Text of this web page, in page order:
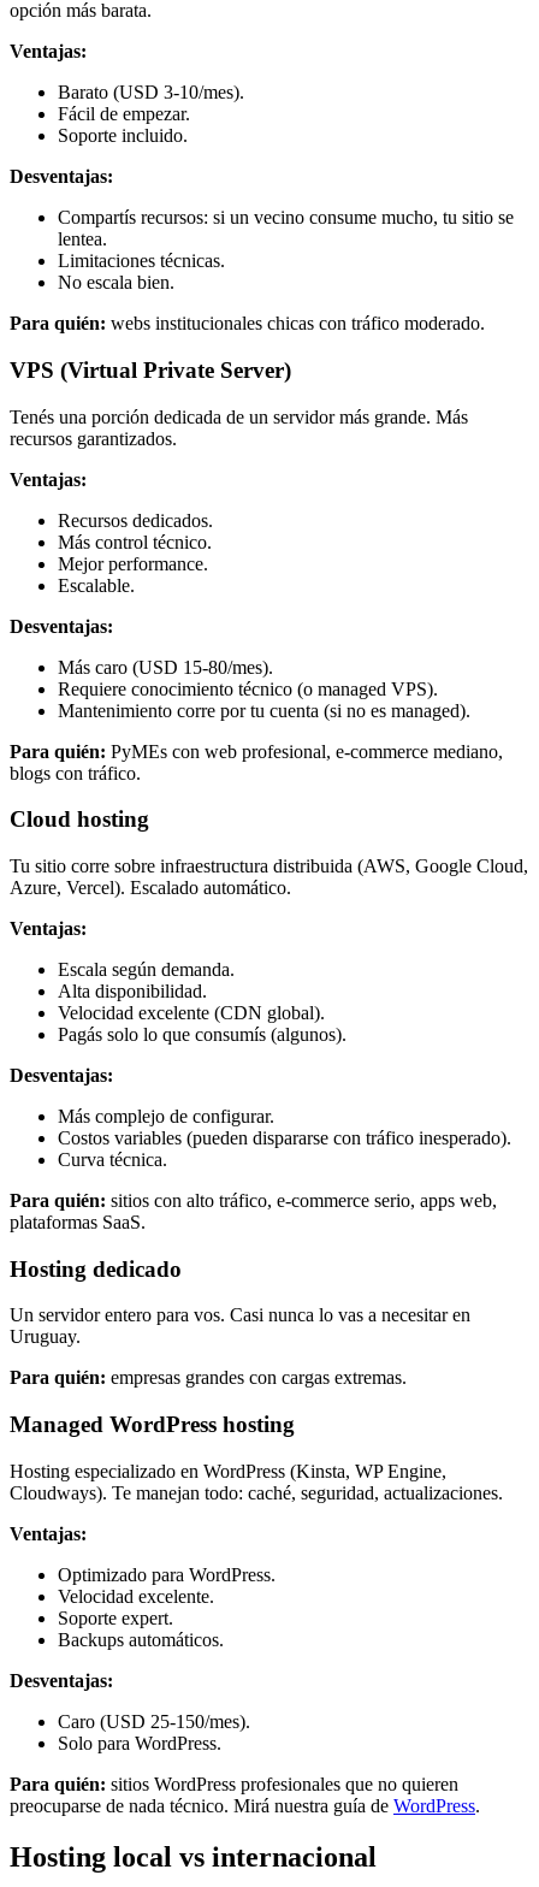
opción más barata.
Ventajas:
Barato (USD 3-10/mes).
Fácil de empezar.
Soporte incluido.
Desventajas:
Compartís recursos: si un vecino consume mucho, tu sitio se
lentea.
Limitaciones técnicas.
No escala bien.
Para quién: webs institucionales chicas con tráfico moderado.
VPS (Virtual Private Server)
Tenés una porción dedicada de un servidor más grande. Más
recursos garantizados.
Ventajas:
Recursos dedicados.
Más control técnico.
Mejor performance.
Escalable.
Desventajas:
Más caro (USD 15-80/mes).
Requiere conocimiento técnico (o managed VPS).
Mantenimiento corre por tu cuenta (si no es managed).
Para quién: PyMEs con web profesional, e-commerce mediano,
blogs con tráfico.
Cloud hosting
Tu sitio corre sobre infraestructura distribuida (AWS, Google Cloud,
Azure, Vercel). Escalado automático.
Ventajas:
Escala según demanda.
Alta disponibilidad.
Velocidad excelente (CDN global).
Pagás solo lo que consumís (algunos).
Desventajas:
Más complejo de configurar.
Costos variables (pueden dispararse con tráfico inesperado).
Curva técnica.
Para quién: sitios con alto tráfico, e-commerce serio, apps web,
plataformas SaaS.
Hosting dedicado
Un servidor entero para vos. Casi nunca lo vas a necesitar en
Uruguay.
Para quién: empresas grandes con cargas extremas.
Managed WordPress hosting
Hosting especializado en WordPress (Kinsta, WP Engine,
Cloudways). Te manejan todo: caché, seguridad, actualizaciones.
Ventajas:
Optimizado para WordPress.
Velocidad excelente.
Soporte expert.
Backups automáticos.
Desventajas:
Caro (USD 25-150/mes).
Solo para WordPress.
Para quién: sitios WordPress profesionales que no quieren
preocuparse de nada técnico. Mirá nuestra guía de WordPress.
Hosting local vs internacional